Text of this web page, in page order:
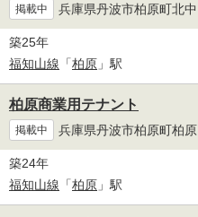
掲載中 兵庫県丹波市柏原町北中
築25年
福知山線 「柏原 」駅
柏原商業用テナント
掲載中 兵庫県丹波市柏原町柏原
築24年
福知山線 「柏原 」駅